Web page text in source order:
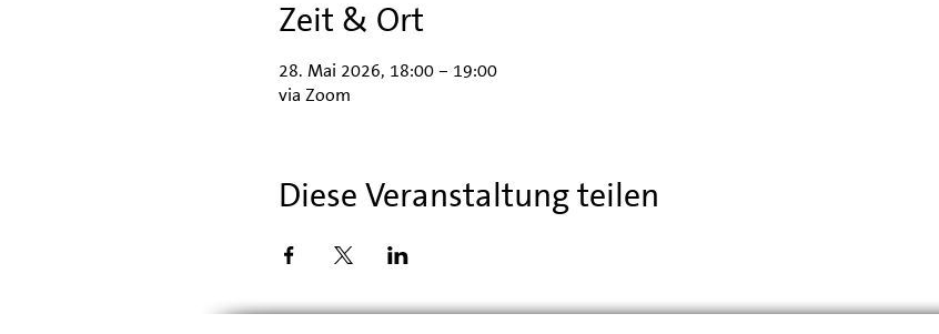
Zeit & Ort
28. Mai 2026, 18:00 – 19:00
via Zoom
Diese Veranstaltung teilen